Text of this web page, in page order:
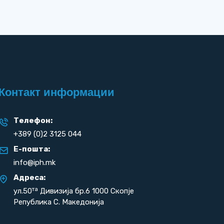
информации
Телефон:
+389 (0)2 3125 044
Е-пошта:
info@iph.mk
Адреса:
ул.50та Дивизија бр.6 1000 Скопје
Република С. Македонија